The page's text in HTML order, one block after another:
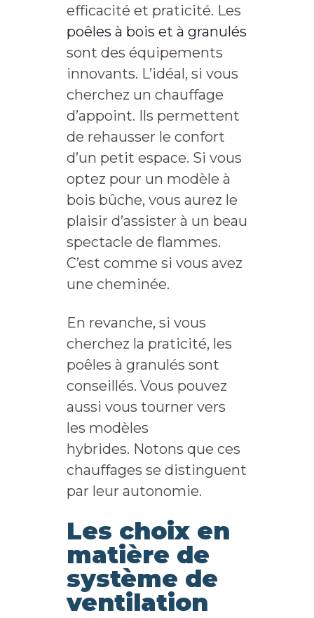
efficacité et praticité. Les
poêles à bois et à granulés
sont des équipements
innovants. L’idéal, si vous
cherchez un chauffage
d’appoint. Ils permettent
de rehausser le confort
d’un petit espace. Si vous
optez pour un modèle à
bois bûche, vous aurez le
plaisir d’assister à un beau
spectacle de flammes.
C’est comme si vous avez
une cheminée.
En revanche, si vous
cherchez la praticité, les
poêles à granulés sont
conseillés. Vous pouvez
aussi vous tourner vers
les modèles
hybrides. Notons que ces
chauffages se distinguent
par leur autonomie.
Les choix en
matière de
système de
ventilation